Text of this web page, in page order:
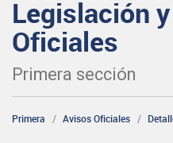
Legislación
Oficiales
Primera sección
Primera Avisos Oficiales